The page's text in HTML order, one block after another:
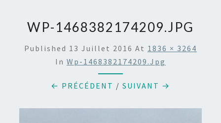
WP-1468382174209.JPG
Published 13 Juillet 2016 At 1836 × 3264
In Wp-1468382174209.jpg
← PRÉCÉDENT / SUIVANT →